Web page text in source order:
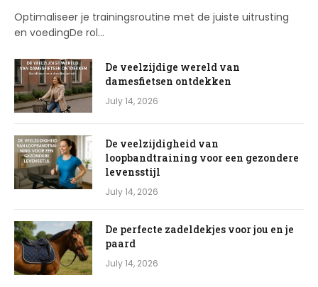
Optimaliseer je trainingsroutine met de juiste uitrusting
en voedingDe rol…
De veelzijdige wereld van
damesfietsen ontdekken
July 14, 2026
De veelzijdigheid van
loopbandtraining voor een gezondere
levensstijl
July 14, 2026
De perfecte zadeldekjes voor jou en je
paard
July 14, 2026